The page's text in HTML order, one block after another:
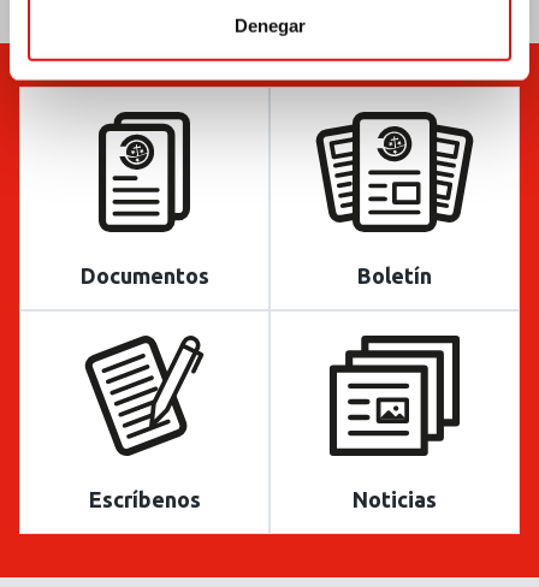
Denegar
Documentos Boletín
Escríbenos Noticias